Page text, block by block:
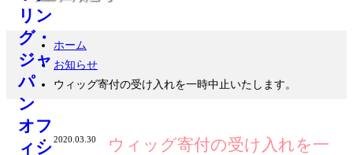
ホーム
お知らせ
ウィッグ寄付の受け入れを一時中止いたします。
2020.03.30
ウィッグ寄付の受け入れを一